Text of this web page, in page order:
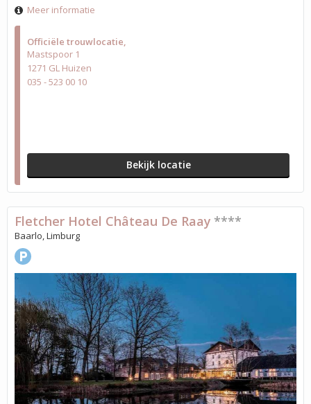
Officiële trouwlocatie
Mastspoor 1
1271 GL Huizen
035 - 523 00 10
Bekijk locatie
Meer informatie
Fletcher Hotel Château De Raay ****
Baarlo, Limburg